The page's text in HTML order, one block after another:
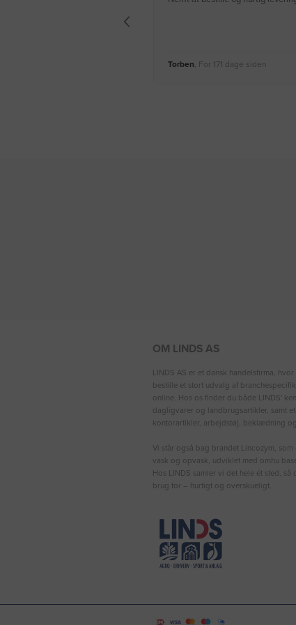
Torben, For 171 dage siden
OM LINDS AS
LINDS AS er et dansk handelsfirma,
bestille et stort udvalg af
online. Hos os finder du både LINDS′
dagligvarer og landbrugsartikler, samt
kontorartikler, arbejdstøj, beklædning
Vi står også bag brandet Lincozym, som
vask og opvask, udviklet med omhu
Hos LINDS samler vi det hele ét sted,
brug for – hurtigt og overskueligt.